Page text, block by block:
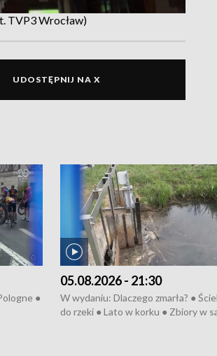
TVP3 Wrocław)
UDOSTĘPNIJ NA X
●
05.08.2026 - 21:30
W wydaniu: Dlaczego zmarła? ●
do rzeki ● Lato w korku ● Zbiory w